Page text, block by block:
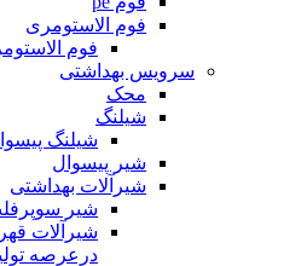
فوم الاستومری
فوم
سرویس بهداشتی
محک
شیلنگ
شیلنگ
شیر پیسوال
شیرآلات بهداشتی
شیر
شیرآلات
درعرصه